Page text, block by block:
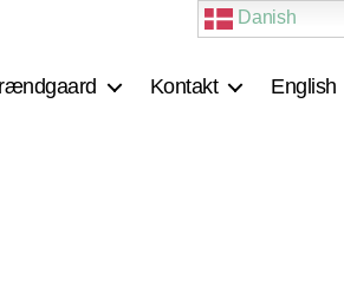
Kontakt English
Danish